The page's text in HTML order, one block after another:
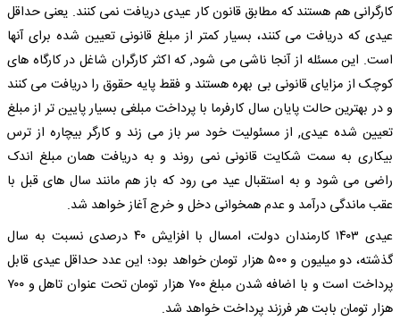
کارگرانی هم هستند که مطابق قانون کار عیدی دریافت نمی کنند. یعنی حداقل
عیدی که دریافت می کنند، بسیار کمتر از مبلغ قانونی تعیین شده برای آنها
است. این مسئله از آنجا ناشی می شود, که اکثر کارگران شاغل در کارگاه های
کوچک از مزایای قانونی بی بهره هستند و فقط پایه حقوق را دریافت می کنند
و در بهترین حالت پایان سال کارفرما با پرداخت مبلغی بسیار پایین تر از مبلغ
تعیین شده عیدی, از مسئولیت خود سر باز می زند و کارگر بیچاره از ترس
بیکاری به سمت شکایت قانونی نمی روند و به دریافت همان مبلغ اندک
راضی می شود و به استقبال عید می رود که باز هم مانند سال های قبل با
عقب ماندگی درآمد و عدم همخوانی دخل و خرج آغاز خواهد شد.
عیدی ۱۴۰۳ کارمندان دولت، امسال با افزایش ۴۰ درصدی نسبت به سال
گذشته، دو میلیون و ۵۰۰ هزار تومان خواهد بود؛ این عدد حداقل عیدی قابل
پرداخت است و با اضافه شدن مبلغ ۷۰۰ هزار تومان تحت عنوان تاهل و ۷۰۰
هزار تومان بابت هر فرزند پرداخت خواهد شد.